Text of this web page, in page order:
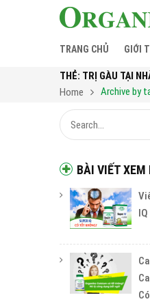
TRANG CHỦ GIỚI
THẺ: TRỊ GÀU TẠI
Home
Archive by
BÀI VIẾT XEM